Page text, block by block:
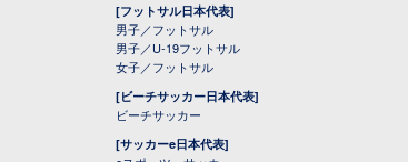
[フットサル日本代表]
男子／フットサル
男子／U-19フットサル
女子／フットサル
[ビーチサッカー日本代表]
ビーチサッカー
[サッカーe日本代表]